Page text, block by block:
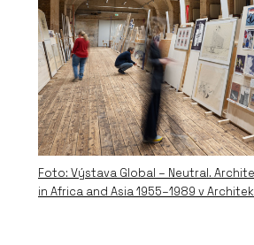
Foto: Výstava Global – Neutral.
in Africa and Asia 1955–1989 v